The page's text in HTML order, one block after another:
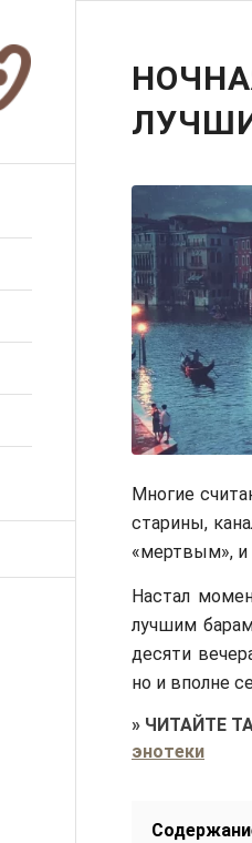
Многие
старины,
«мертвым», и
Настал
лучшим
десяти
но и вполне
» ЧИТАЙТЕ
энотеки